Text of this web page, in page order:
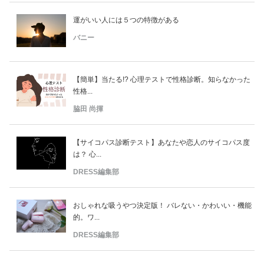
運がいい人には５つの特徴がある
バニー
【簡単】当たる!? 心理テストで性格診断。知らなかった
性格...
脇田 尚揮
【サイコパス診断テスト】あなたや恋人のサイコパス度
は？ 心...
DRESS編集部
おしゃれな吸うやつ決定版！ バレない・かわいい・機能
的。ワ...
DRESS編集部